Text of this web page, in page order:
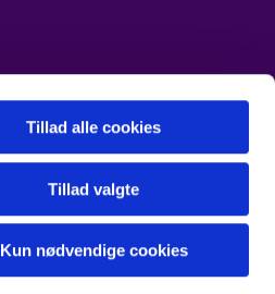
Tillad alle cookies
Tillad valgte
Kun nødvendige cookies